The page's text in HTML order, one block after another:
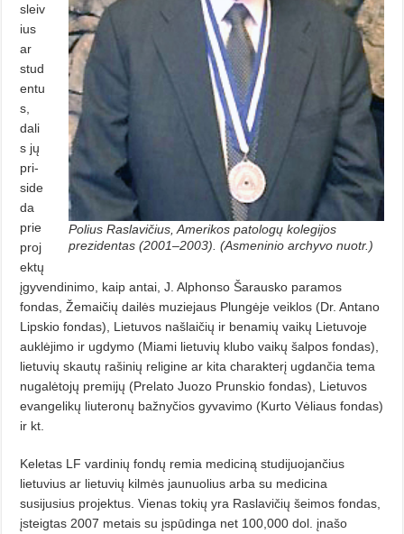
Polius Raslavičius, Amerikos patologų kolegijos
prezidentas (2001–2003). (Asmeninio archyvo nuotr.)
sleiv
ius
ar
stud
entu
s,
dali
s jų
pri­
side
da
prie
proj
ektų
įgyvendinimo, kaip antai, J. Alphonso Šarausko pa­ramos
fondas, Žemaičių dailės muziejaus Plungėje veiklos (Dr. Antano
Lips­kio fondas), Lietuvos našlaičių ir benamių vaikų Lietuvoje
auklėjimo ir ugdymo (Miami lietuvių klubo vaikų šalpos fondas),
lietuvių skautų rašinių religine ar kita charakterį ugdančia te­ma
nugalėtojų premijų (Prelato Juo­zo Prunskio fondas), Lietuvos
evangelikų liuteronų bažnyčios gyvavimo (Kurto Vėliaus fondas)
ir kt.
Keletas LF vardinių fondų remia mediciną studijuojančius
lietuvius ar lietuvių kilmės jaunuolius arba su medicina
susijusius projektus. Vienas tokių yra Raslavičių šeimos fondas,
įsteigtas 2007 metais su įspūdinga net 100,000 dol. įnašo